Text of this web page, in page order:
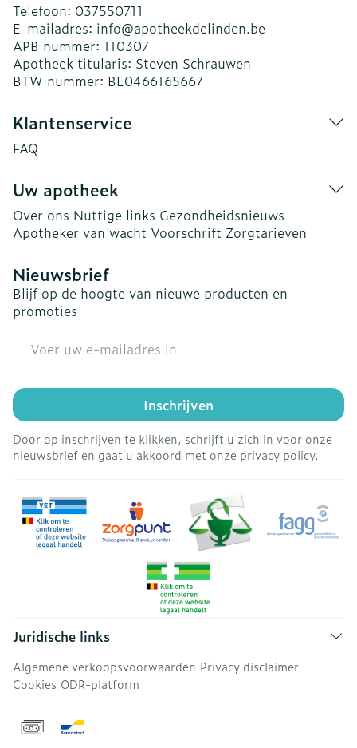
Telefoon: 037550711
E-mailadres: info@apotheekdelinden.be
APB nummer: 110307
Apotheek titularis: Steven Schrauwen
BTW nummer: BE0466165667
Klantenservice
FAQ
Uw apotheek
Over ons Nuttige links Gezondheidsnieuws
Apotheker van wacht Voorschrift Zorgtarieven
Nieuwsbrief
Blijf op de hoogte van nieuwe producten en
promoties
Inschrijven
Door op inschrijven te klikken, schrijft u zich in voor onze
nieuwsbrief en gaat u akkoord met onze privacy policy.
Juridische links
Algemene verkoopsvoorwaarden Privacy disclaimer
Cookies ODR-platform